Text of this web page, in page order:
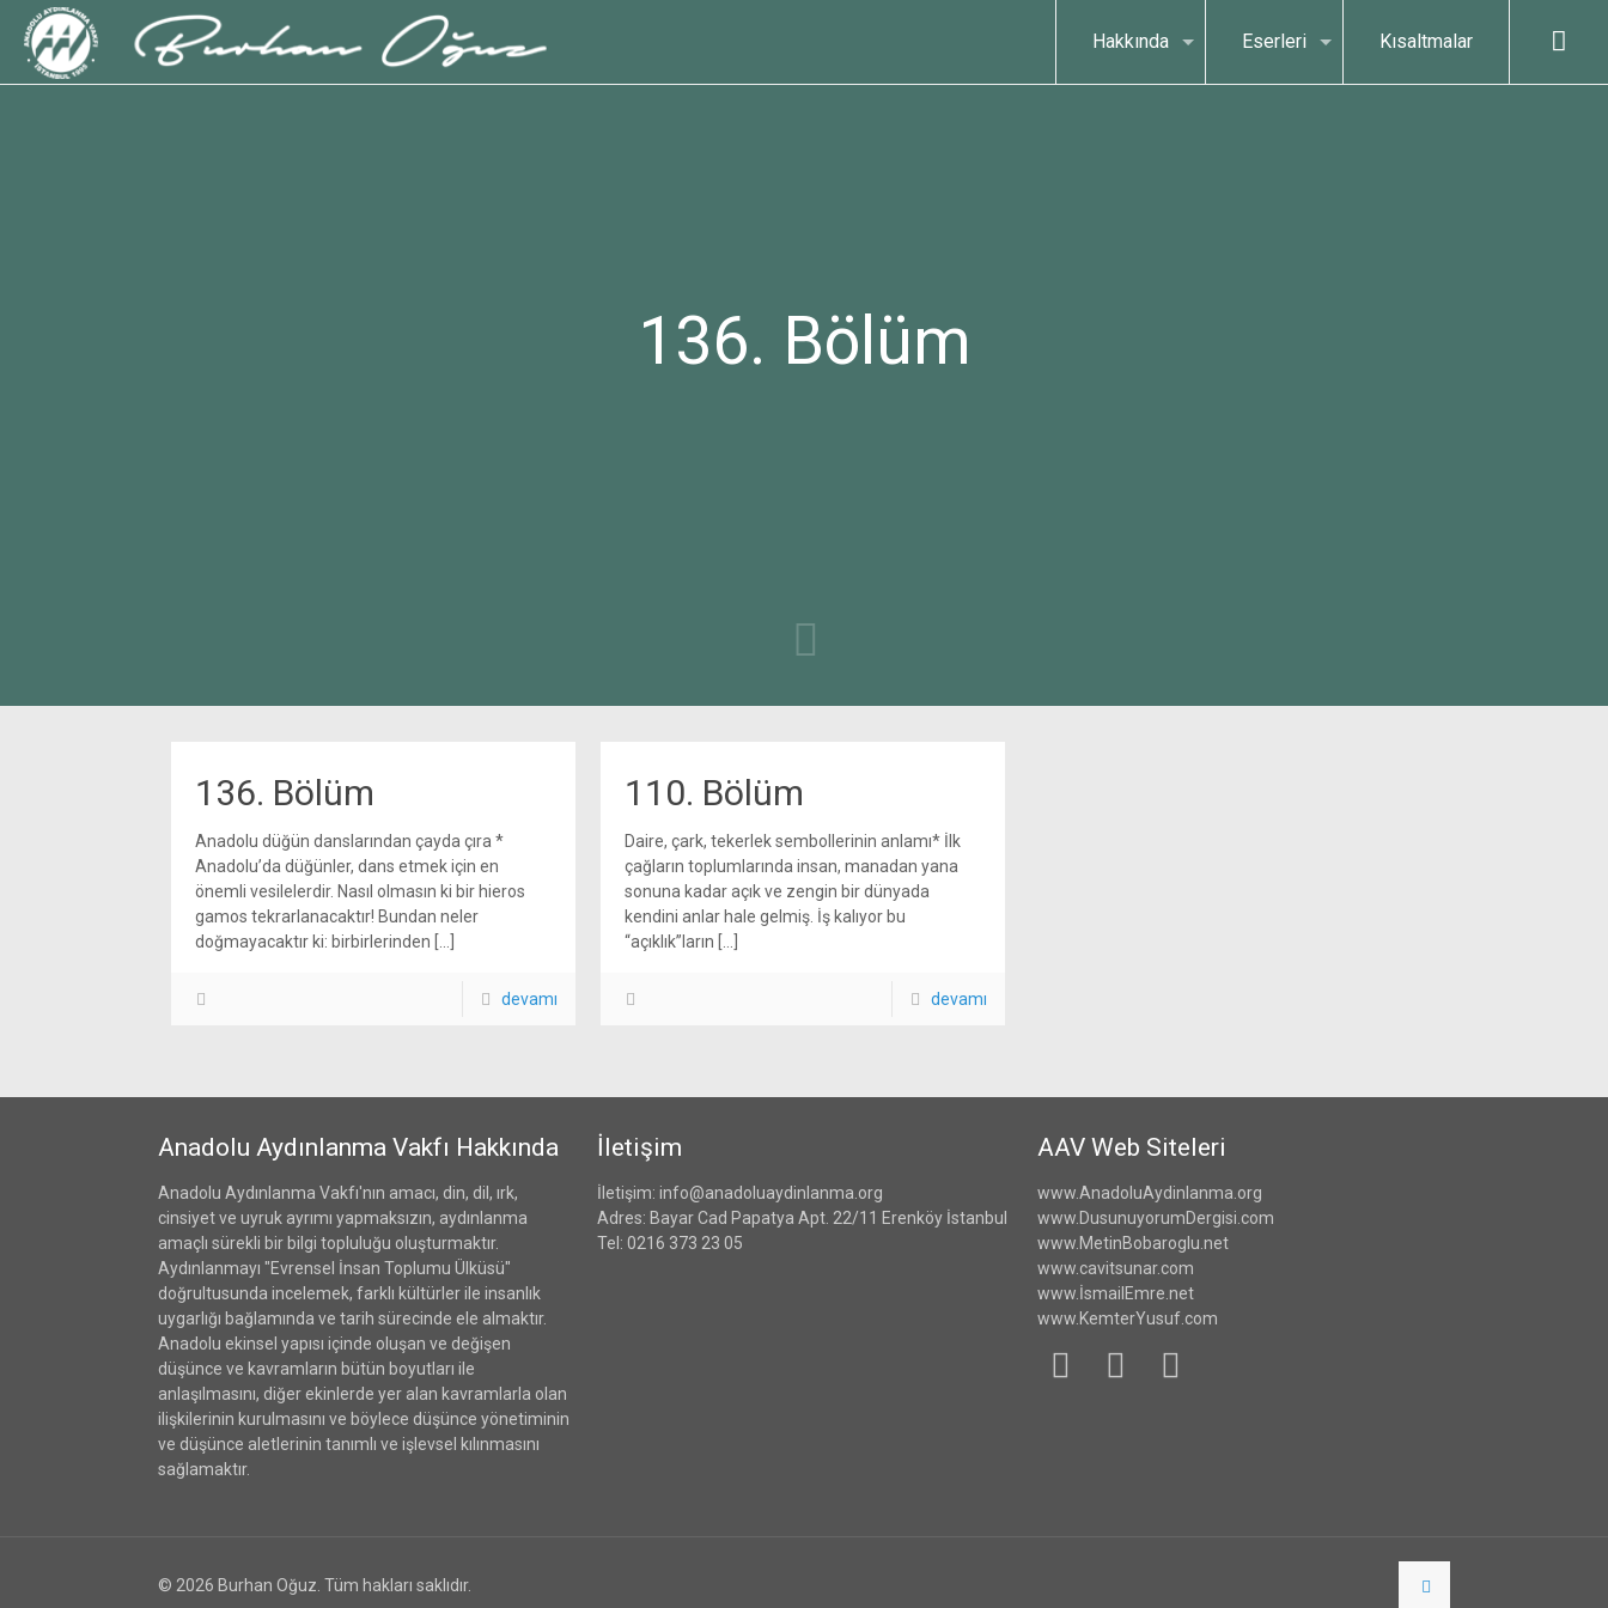
Hakkında Eserleri Kısaltmalar
136. Bölüm
136. Bölüm
Anadolu düğün danslarından çayda çıra *
Anadolu’da düğünler, dans etmek için en
önemli vesilelerdir. Nasıl olmasın ki bir hieros
gamos tekrarlanacaktır! Bundan neler
doğmayacaktır ki: birbirlerinden
devamı
110. Bölüm
Daire, çark, tekerlek sembollerinin anlamı* İlk
çağların toplumlarında insan, manadan yana
sonuna kadar açık ve zengin bir dünyada
kendini anlar hale gelmiş. İş kalıyor bu
“açıklık”ların
devamı
Anadolu Aydınlanma Vakfı Hakkında
Anadolu Aydınlanma Vakfı'nın amacı, din, dil, ırk,
cinsiyet ve uyruk ayrımı yapmaksızın, aydınlanma
amaçlı sürekli bir bilgi topluluğu oluşturmaktır.
Aydınlanmayı "Evrensel İnsan Toplumu Ülküsü"
doğrultusunda incelemek, farklı kültürler ile insanlık
uygarlığı bağlamında ve tarih sürecinde ele almaktır.
Anadolu ekinsel yapısı içinde oluşan ve değişen
düşünce ve kavramların bütün boyutları ile
anlaşılmasını, diğer ekinlerde yer alan kavramlarla olan
ilişkilerinin kurulmasını ve böylece düşünce yönetiminin
ve düşünce aletlerinin tanımlı ve işlevsel kılınmasını
sağlamaktır.
İletişim
İletişim: info@anadoluaydinlanma.org
Adres: Bayar Cad Papatya Apt. 22/11 Erenköy İstanbul
Tel: 0216 373 23 05
AAV Web Siteleri
www.AnadoluAydinlanma.org
www.DusunuyorumDergisi.com
www.MetinBobaroglu.net
www.cavitsunar.com
www.İsmailEmre.net
www.KemterYusuf.com
© 2026 Burhan Oğuz. Tüm hakları saklıdır.